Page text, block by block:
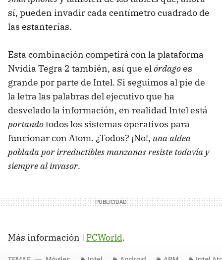
sí, pueden invadir cada centímetro cuadrado de
las estanterías.
Esta combinación competirá con la plataforma
Nvidia Tegra 2 también, así que elórdagoes
grande por parte de Intel. Si seguimos al pie de
la letra las palabras del ejecutivo que ha
desvelado la información, en realidad Intel está
portandotodos los sistemas operativos para
funcionar con Atom. ¿Todos? ¡No!, una aldea
poblada por irreductibles manzanas resiste todavía y
siempre al invasor.
Más información | PCWorld.